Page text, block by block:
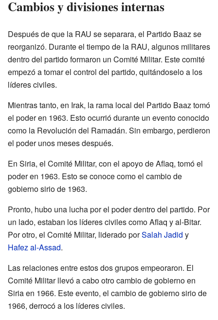
Cambios y divisiones internas
Después de que la RAU se separara, el Partido Baaz se
reorganizó. Durante el tiempo de la RAU, algunos militares
dentro del partido formaron un Comité Militar. Este comité
empezó a tomar el control del partido, quitándoselo a los
líderes civiles.
Mientras tanto, en Irak, la rama local del Partido Baaz tomó
el poder en 1963. Esto ocurrió durante un evento conocido
como la Revolución del Ramadán. Sin embargo, perdieron
el poder unos meses después.
En Siria, el Comité Militar, con el apoyo de Aflaq, tomó el
poder en 1963. Esto se conoce como el cambio de
gobierno sirio de 1963.
Pronto, hubo una lucha por el poder dentro del partido. Por
un lado, estaban los líderes civiles como Aflaq y al-Bitar.
Por otro, el Comité Militar, liderado porSalah Jadid y
Hafez al-Assad.
Las relaciones entre estos dos grupos empeoraron. El
Comité Militar llevó a cabo otro cambio de gobierno en
Siria en 1966. Este evento, el cambio de gobierno sirio de
1966, derrocó a los líderes civiles.